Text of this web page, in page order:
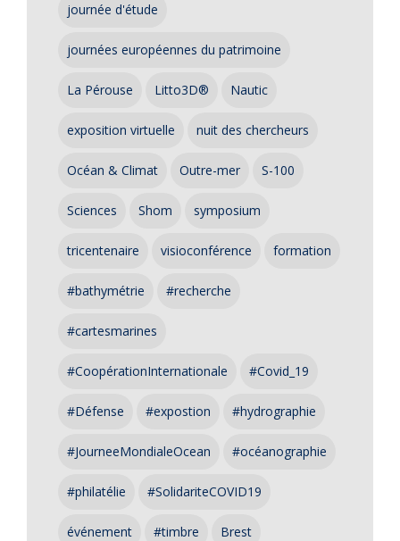
journée d'étude
journées européennes du patrimoine
La Pérouse Litto3D® Nautic
exposition virtuelle nuit des chercheurs
Océan & Climat Outre-mer S-100
Sciences Shom symposium
tricentenaire visioconférence formation
#bathymétrie #recherche
#cartesmarines
#CoopérationInternationale #Covid_19
#Défense #expostion #hydrographie
#JourneeMondialeOcean #océanographie
#philatélie #SolidariteCOVID19
événement #timbre Brest